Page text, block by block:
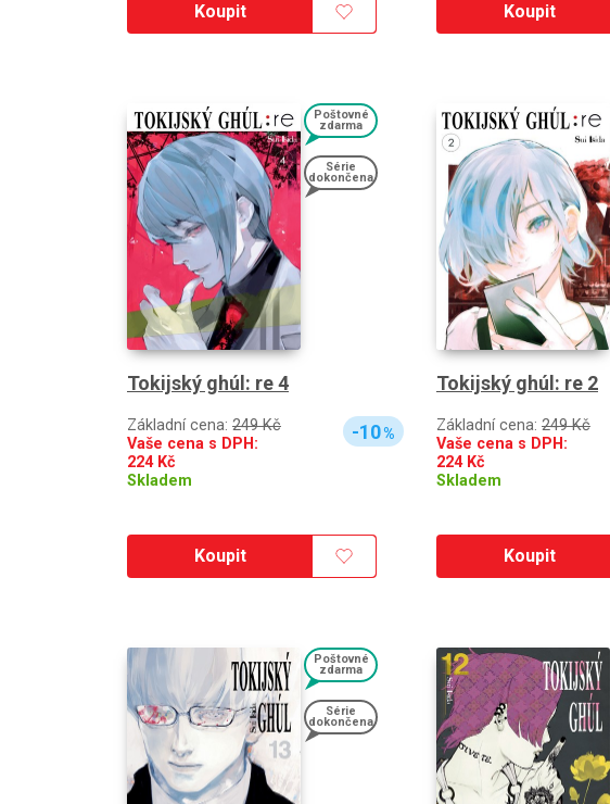
Koupit Koupit
Poštovné
zdarma
Série
dokončena
Tokijský ghúl: re 4
Základní cena: 249 Kč
Vaše cena s DPH:
224Kč
Skladem
-10%
Koupit
Tokijský ghúl: re 2
Základní cena: 249 Kč
Vaše cena s DPH:
224Kč
Skladem
Koupit
Poštovné
zdarma
Série
dokončena